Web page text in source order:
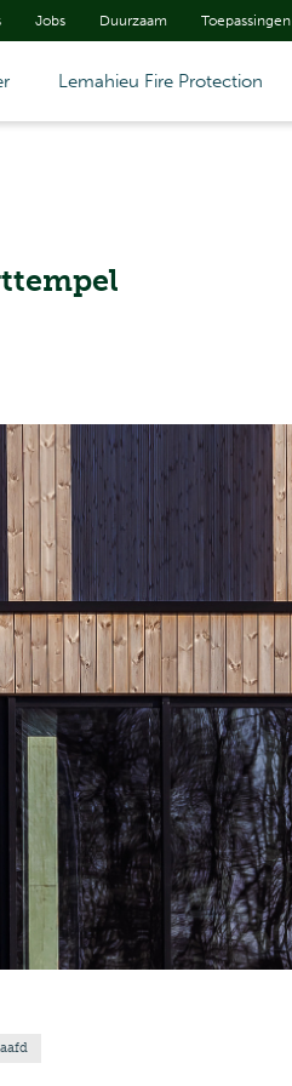
Jobs Duurzaam Toepassingen
Lemahieu Fire Protection